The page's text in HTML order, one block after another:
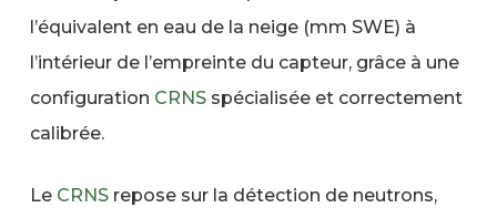
l’équivalent en eau de la neige (mm SWE) à
l’intérieur de l’empreinte du capteur, grâce à une
configuration CRNSspécialisée et correctement
calibrée.
Le CRNSrepose sur la détection de neutrons,